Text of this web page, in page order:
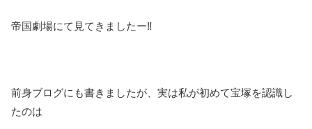
帝国劇場にて見てきましたー‼
前身ブログにも書きましたが、実は私が初めて宝塚を認識し
たのは